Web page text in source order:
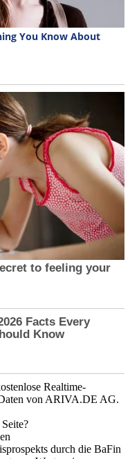
Realtime-
von ARIVA.DE AG.
durch die BaFin